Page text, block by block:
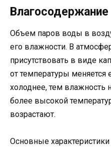
Влагосодержание
Объем паров воды в
его влажности. В
присутствовать в виде
от температуры
холоднее, тем влажность
более высокой
возрастают.
Основные